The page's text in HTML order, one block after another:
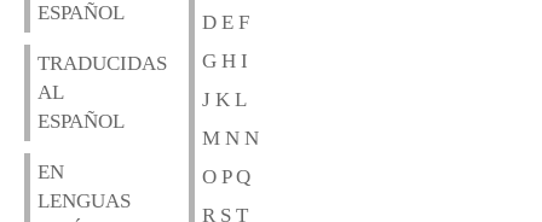
ESPAÑOL
TRADUCIDAS
AL
ESPAÑOL
EN
LENGUAS
D E F
G H I
J K L
M N N
O P Q
R S T